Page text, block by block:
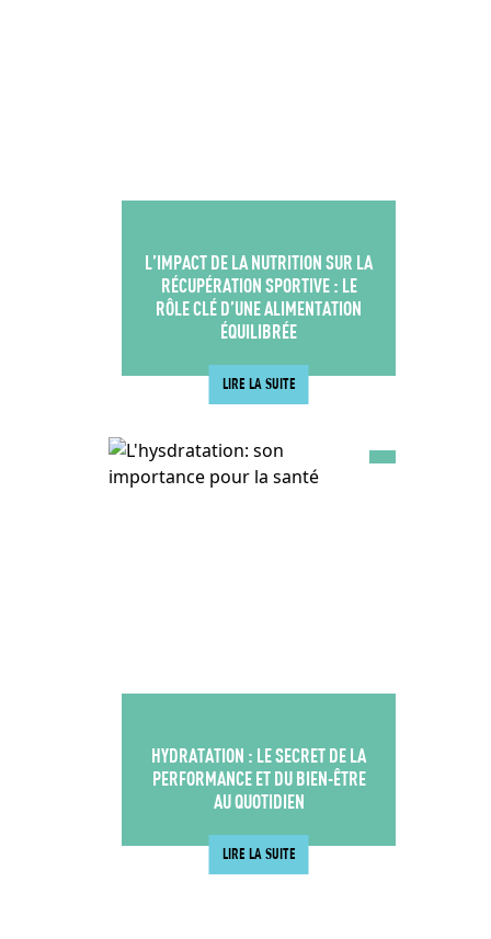
L’IMPACT DE LA NUTRITION SUR LA
RÉCUPÉRATION SPORTIVE : LE
RÔLE CLÉ D’UNE ALIMENTATION
ÉQUILIBRÉE
LIRE LA SUITE
HYDRATATION : LE SECRET DE LA
PERFORMANCE ET DU BIEN-ÊTRE
AU QUOTIDIEN
LIRE LA SUITE